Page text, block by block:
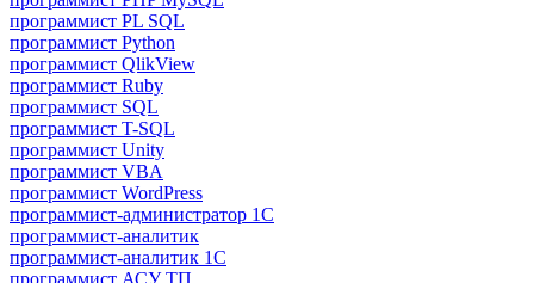
программист PL SQL
программист Python
программист QlikView
программист Ruby
программист SQL
программист T-SQL
программист Unity
программист VBA
программист WordPress
программист-администратор 1С
программист-аналитик
программист-аналитик 1С
программист АСУ ТП